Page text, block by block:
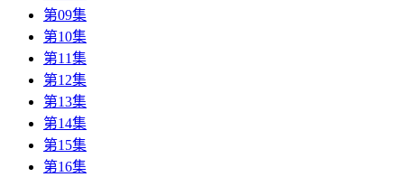
第09集
第10集
第11集
第12集
第13集
第14集
第15集
第16集